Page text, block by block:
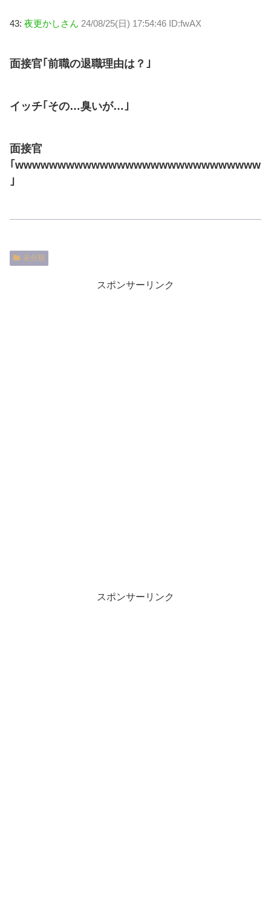
43: 夜更かしさん 24/08/25(日) 17:54:46 ID:fwAX
面接官｢前職の退職理由は？｣
イッチ｢その…臭いが…｣
面接官
｢wwwwwwwwwwwwwwwwwwwwwwwwwwwww
｣
未分類
スポンサーリンク
スポンサーリンク